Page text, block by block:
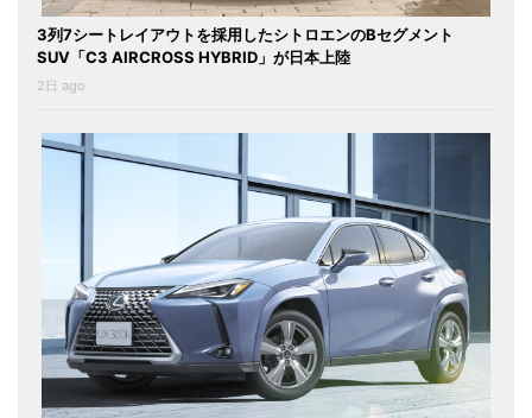
3列7シートレイアウトを採用したシトロエンのBセグメント
SUV「C3 AIRCROSS HYBRID」が日本上陸
2日 ago